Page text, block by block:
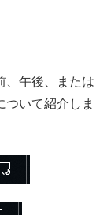
、午後、または
いて紹介しま